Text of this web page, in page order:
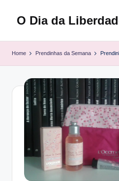
O Dia da
Home Prendinhas da Semana